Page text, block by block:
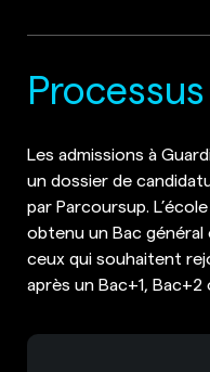
Les admissions à
un dossier de
par Parcoursup.
obtenu un Bac
ceux qui souhaitent
après un Bac+1,